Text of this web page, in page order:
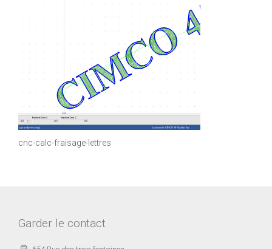
cnc-calc-fraisage-lettres
Garder le contact